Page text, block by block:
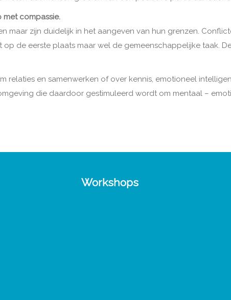
compassie.
maar zijn duidelijk in het aangeven van hun grenzen.
op de eerste plaats maar wel de gemeenschappelijke taak.
relaties en samenwerken of over kennis, emotioneel
die daardoor gestimuleerd wordt om mentaal –
Workshops